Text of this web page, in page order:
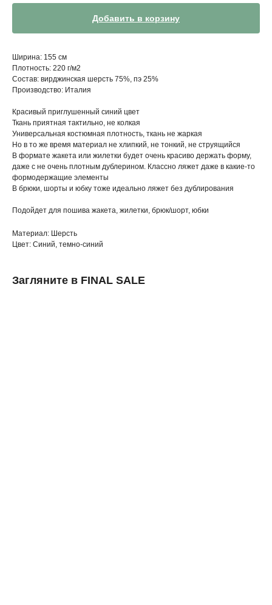
Добавить в корзину
Ширина: 155 см
Плотность: 220 г/м2
Состав: вирджинская шерсть 75%, пэ 25%
Производство: Италия
Красивый приглушенный синий цвет
Ткань приятная тактильно, не колкая
Универсальная костюмная плотность, ткань не жаркая
Но в то же время материал не хлипкий, не тонкий, не струящийся
В формате жакета или жилетки будет очень красиво держать форму,
даже с не очень плотным дублерином. Классно ляжет даже в какие-то
формодержащие элементы
В брюки, шорты и юбку тоже идеально ляжет без дублирования
Подойдет для пошива жакета, жилетки, брюк/шорт, юбки
Материал: Шерсть
Цвет: Синий, темно-синий
Загляните в FINAL SALE